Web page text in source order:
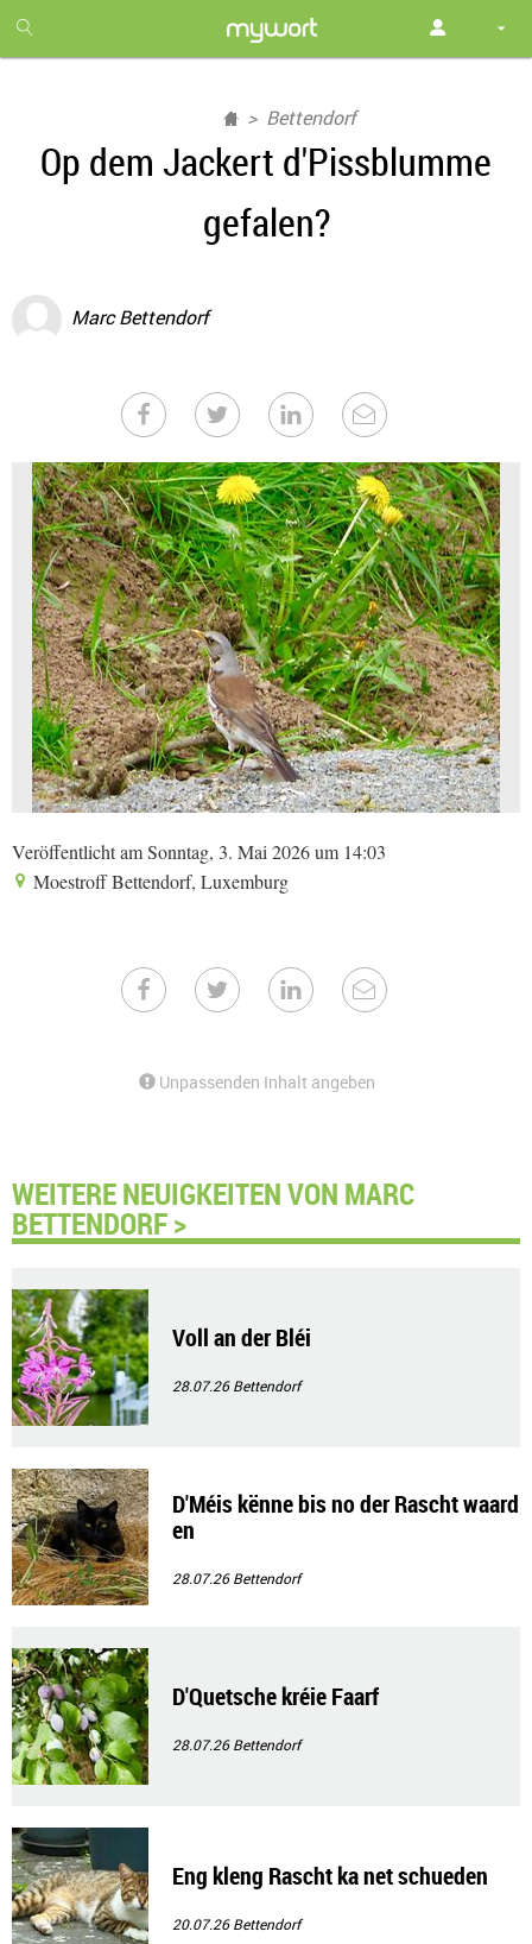
month
free
Bettendorf
Op dem Jackert d'Pissblumme
gefalen?
Marc Bettendorf
Veröffentlicht am Sonntag, 3. Mai 2026 um 14:03
Moestroff Bettendorf, Luxemburg
Unpassenden Inhalt angeben
WEITERE NEUIGKEITEN VON MARC
BETTENDORF >
Voll an der Bléi
28.07.26Bettendorf
D'Méis kënne bis no der Rascht waard
en
28.07.26Bettendorf
D'Quetsche kréie Faarf
28.07.26Bettendorf
Eng kleng Rascht ka net schueden
20.07.26Bettendorf